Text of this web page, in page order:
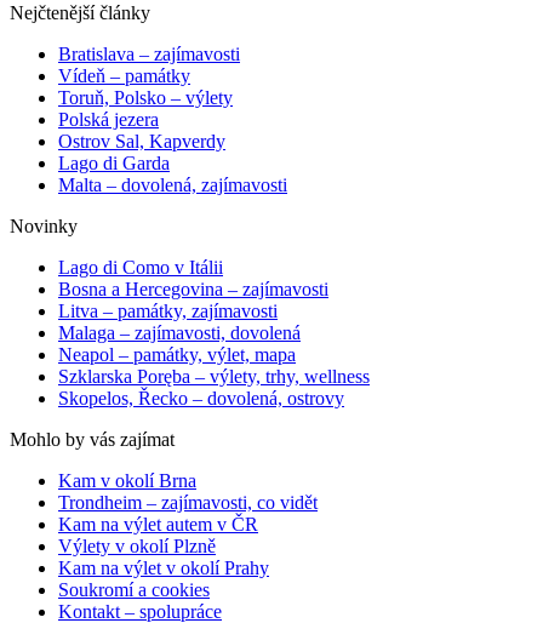
Nejčtenější články
Bratislava – zajímavosti
Vídeň – památky
Toruň, Polsko – výlety
Polská jezera
Ostrov Sal, Kapverdy
Lago di Garda
Malta – dovolená, zajímavosti
Novinky
Lago di Como v Itálii
Bosna a Hercegovina – zajímavosti
Litva – památky, zajímavosti
Malaga – zajímavosti, dovolená
Neapol – památky, výlet, mapa
Szklarska Poręba – výlety, trhy, wellness
Skopelos, Řecko – dovolená, ostrovy
Mohlo by vás zajímat
Kam v okolí Brna
Trondheim – zajímavosti, co vidět
Kam na výlet autem v ČR
Výlety v okolí Plzně
Kam na výlet v okolí Prahy
Soukromí a cookies
Kontakt – spolupráce